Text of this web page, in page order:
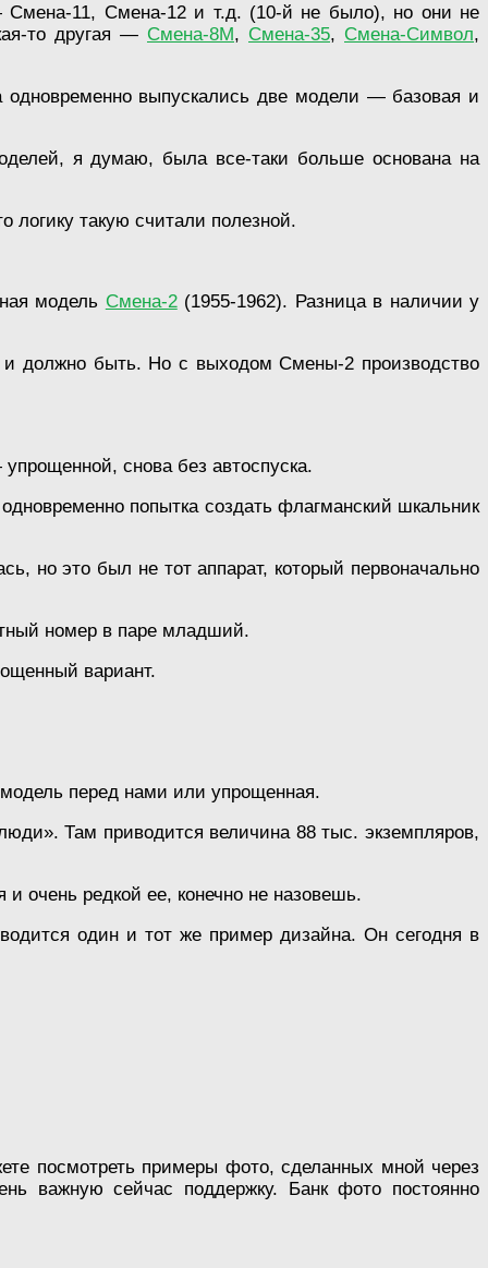
11, Смена-12 и т.д. (10-й не было), но они не
то другая — Смена-8М, Смена-35, Смена-Символ,
выпускались две модели — базовая и
я думаю, была все-таки больше основана на
логику такую считали полезной.
модель Смена-2(1955-1962). Разница в наличии у
и должно быть. Но с выходом Смены-2 производство
снова без автоспуска.
попытка создать флагманский шкальник
но это был не тот аппарат, который первоначально
номер в паре младший.
вариант.
перед нами или упрощенная.
Там приводится величина 88 тыс. экземпляров,
очень редкой ее, конечно не назовешь.
один и тот же пример дизайна. Он сегодня в
посмотреть примеры фото, сделанных мной через
важную сейчас поддержку. Банк фото постоянно